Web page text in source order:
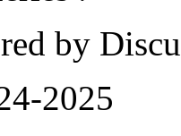
by
2025